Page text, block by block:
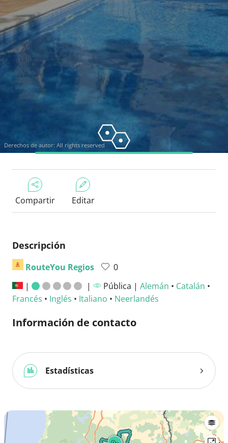
Derechos de autor: All rights reserved
Compartir Editar
Descripción
RouteYou Regios
0
|
| Pública | Alemán • Catalán •
Francés • Inglés • Italiano • Neerlandés
Información de contacto
Estadísticas